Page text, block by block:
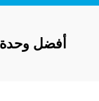
أفضل